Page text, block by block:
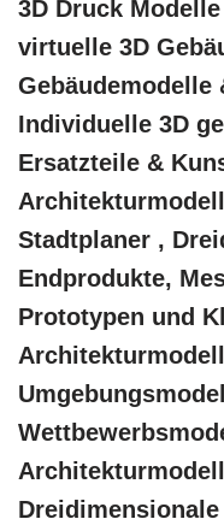
3D Druck
virtuelle 3D
Gebäudemodelle
Individuelle 3D
Ersatzteile &
Stadtplaner ,
Endprodukte,
Prototypen und